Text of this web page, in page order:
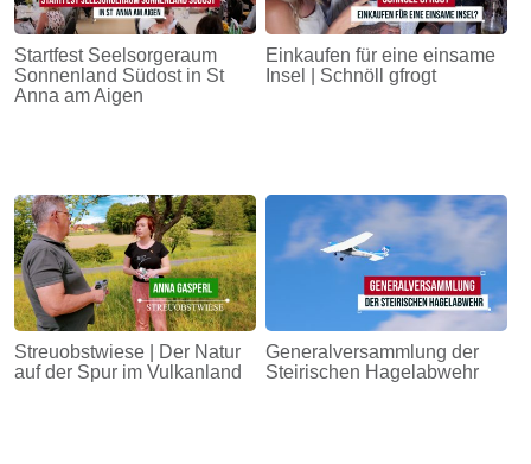
Startfest Seelsorgeraum
Sonnenland Südost in St
Anna am Aigen
Einkaufen für eine einsame
Insel | Schnöll gfrogt
Streuobstwiese | Der Natur
auf der Spur im Vulkanland
Generalversammlung der
Steirischen Hagelabwehr